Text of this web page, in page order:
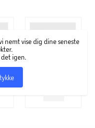
lancerede han en
så kosmetik
nu kunne
blot vokset sig
udvikler sig
nemt vise dig dine seneste
igen.